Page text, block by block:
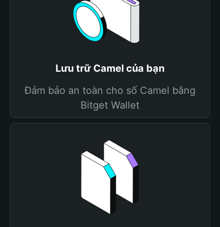
Lưu trữ Camel của bạn
Đảm bảo an toàn cho số Camel bằng
Bitget Wallet